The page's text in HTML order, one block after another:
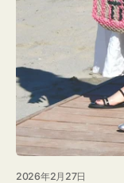
2026年2月27日